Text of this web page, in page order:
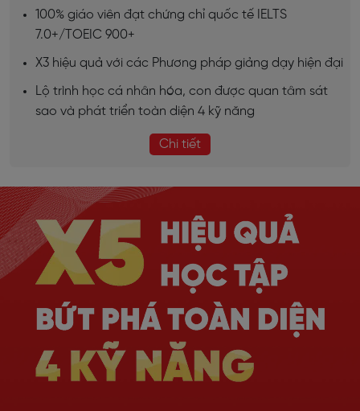
100% giáo viên đạt chứng chỉ quốc tế IELTS
7.0+/TOEIC 900+
X3 hiệu quả với các Phương pháp giảng dạy hiện đại
Lộ trình học cá nhân hóa, con được quan tâm sát
sao và phát triển toàn diện 4 kỹ năng
Chi tiết